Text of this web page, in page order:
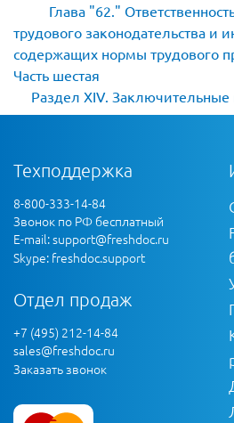
Глава 62.
трудового законодательства и
содержащих нормы трудового
Часть шестая
Раздел XIV.
Техподдержка
8-800-333-14-84
Звонок по РФ бесплатный
E-mail:support@freshdoc.ru
Skype: freshdoc.support
Отдел продаж
+7 (495) 212-14-84
sales@freshdoc.ru
Заказать звонок